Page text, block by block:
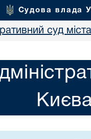
Судова влада
суд